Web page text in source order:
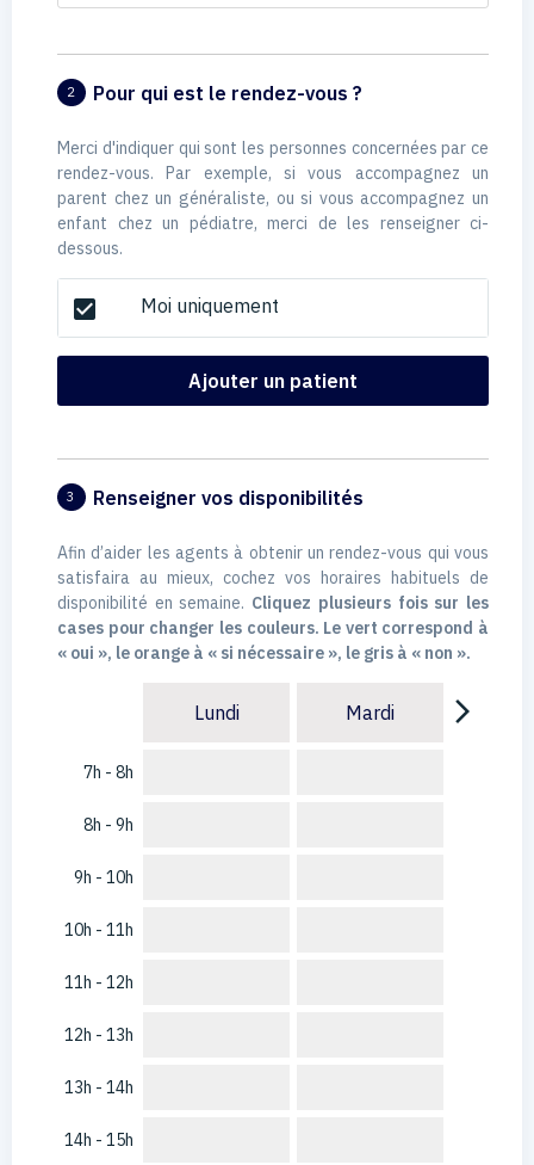
2 Pour qui est le rendez-vous ?
Merci d'indiquer qui sont les personnes concernées par ce
rendez-vous. Par exemple, si vous accompagnez un
parent chez un généraliste, ou si vous accompagnez un
enfant chez un pédiatre, merci de les renseigner ci-
dessous.
check_box Moi uniquement
Ajouter un patient
3 Renseigner vos disponibilités
Afin d’aider les agents à obtenir un rendez-vous qui vous
satisfaira au mieux, cochez vos horaires habituels de
disponibilité en semaine. Cliquez plusieurs fois sur les
cases pour changer les couleurs. Le vert correspond à
« oui », le orange à « si nécessaire », le gris à « non ».
7h - 8h
8h - 9h
9h - 10h
10h - 11h
11h - 12h
12h - 13h
13h - 14h
14h - 15h
Lundi Mardi arrow_forward_ios